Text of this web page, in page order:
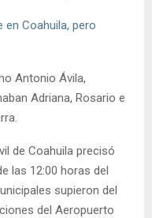
en Coahuila, pero
Antonio Ávila,
Adriana, Rosario e
de Coahuila precisó
las 12:00 horas del
supieron del
del Aeropuerto